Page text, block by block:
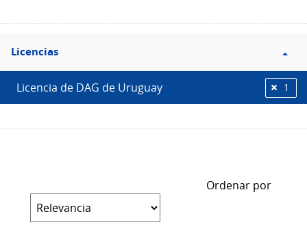
Filtro
Licencias
Licencias
Licencia de DAG de Uruguay 1
Ordenar por